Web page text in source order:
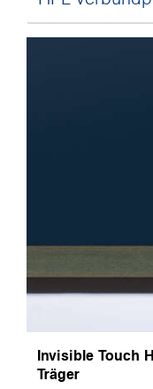
Invisible Touch
Träger